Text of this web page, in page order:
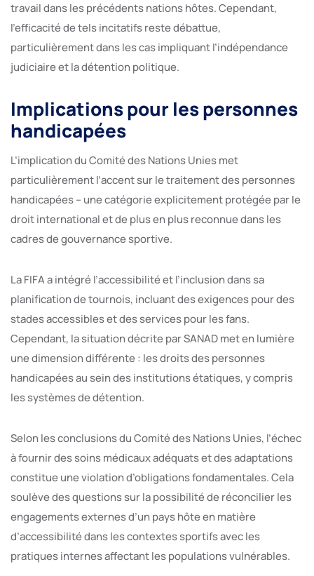
travail dans les précédents nations hôtes. Cependant,
l’efficacité de tels incitatifs reste débattue,
particulièrement dans les cas impliquant l’indépendance
judiciaire et la détention politique.
Implications pour les personnes
handicapées
L’implication du Comité des Nations Unies met
particulièrement l’accent sur le traitement des personnes
handicapées – une catégorie explicitement protégée par le
droit international et de plus en plus reconnue dans les
cadres de gouvernance sportive.
La FIFA a intégré l’accessibilité et l’inclusion dans sa
planification de tournois, incluant des exigences pour des
stades accessibles et des services pour les fans.
Cependant, la situation décrite par SANAD met en lumière
une dimension différente : les droits des personnes
handicapées au sein des institutions étatiques, y compris
les systèmes de détention.
Selon les conclusions du Comité des Nations Unies, l’échec
à fournir des soins médicaux adéquats et des adaptations
constitue une violation d’obligations fondamentales. Cela
soulève des questions sur la possibilité de réconcilier les
engagements externes d’un pays hôte en matière
d’accessibilité dans les contextes sportifs avec les
pratiques internes affectant les populations vulnérables.